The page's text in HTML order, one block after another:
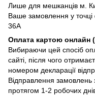
Лише для мешканців м.
Ваше замовлення у точці
36А
Оплата картою онлайн
Вибираючи цей спосіб
сайті, після чого
номером декларації
Відправлення замовлень
протягом 1-2 робочих